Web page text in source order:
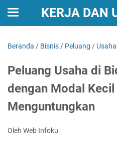
KERJA DAN
Beranda / Bisnis / Peluang / Usaha
Peluang Usaha di
dengan Modal Kecil
Menguntungkan
Oleh Web Infoku